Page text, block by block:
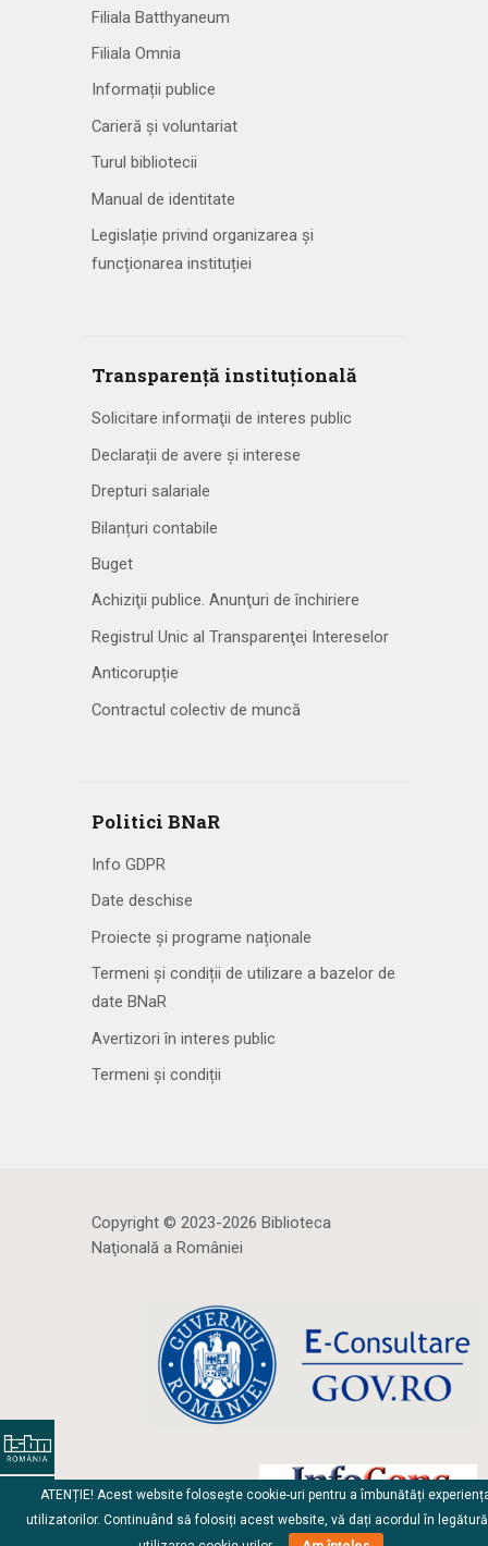
Filiala Batthyaneum
Filiala Omnia
Informații publice
Carieră și voluntariat
Turul bibliotecii
Manual de identitate
Legislație privind organizarea și
funcționarea instituției
Transparență instituțională
Solicitare informaţii de interes public
Declarații de avere și interese
Drepturi salariale
Bilanțuri contabile
Buget
Achiziţii publice. Anunţuri de închiriere
Registrul Unic al Transparenţei Intereselor
Anticorupție
Contractul colectiv de muncă
Politici BNaR
Info GDPR
Date deschise
Proiecte și programe naționale
Termeni și condiții de utilizare a bazelor de
date BNaR
Avertizori în interes public
Termeni și condiții
Copyright © 2023-2026 Biblioteca
Naţională a României
ATENȚIE! Acest website folosește cookie-uri pentru a îmbunătăți
utilizatorilor. Continuând să folosiți acest website, vă dați acordul în